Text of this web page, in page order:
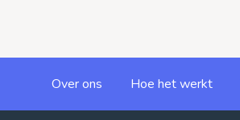
Over ons Hoe het werkt